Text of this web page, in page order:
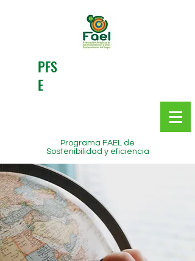
PFS
E
Programa FAEL de
Sostenibilidad y eficiencia